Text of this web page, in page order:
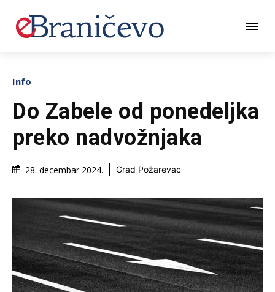
Info
Do Zabele od ponedeljka
preko nadvožnjaka
28. decembar 2024. Grad Požarevac